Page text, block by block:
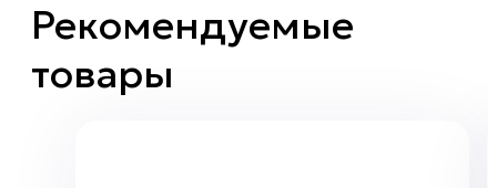
Рекомендуемые
товары